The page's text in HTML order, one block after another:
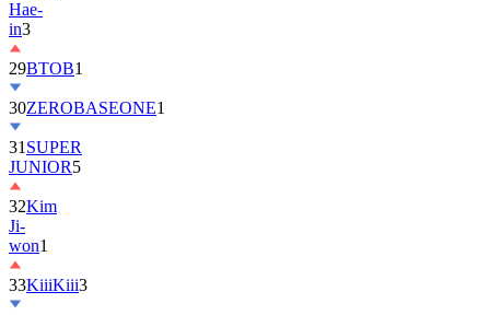
29BTOB
30ZEROBASEONE
31SUPER
JUNIOR
32Kim
Ji-
won1
33KiiiKiii
34MONSTA
X